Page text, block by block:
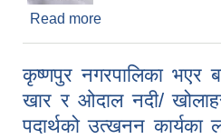
Read more
कृष्णपुर नगरपालिका भएर
खार र ओदाल नदी/
पदार्थको उत्खनन कार्यका